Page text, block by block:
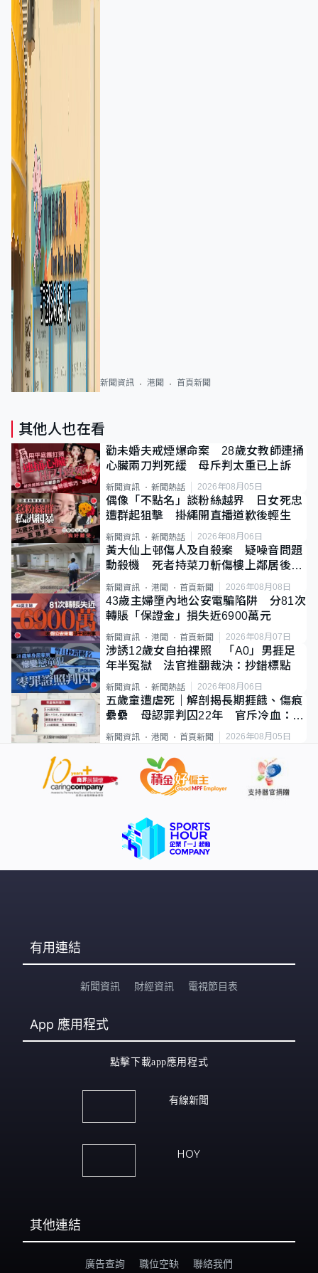
新聞資訊 港聞 首頁新聞
其他人也在看
勸未婚夫戒煙爆命案 28歲女教師連捅
心臟兩刀判死緩 母斥判太重已上訴
新聞資訊 新聞熱話 2026年08月05日
偶像「不點名」談粉絲越界 日女死忠
遭群起狙擊 掛繩開直播道歉後輕生
新聞資訊 新聞熱話 2026年08月06日
黃大仙上邨傷人及自殺案 疑噪音問題
動殺機 死者持菜刀斬傷樓上鄰居後墮
新聞資訊 港聞 首頁新聞 2026年08月08日
43歲主婦墮內地公安電騙陷阱 分81次
轉賬「保證金」損失近6900萬元
新聞資訊 港聞 首頁新聞 2026年08月07日
涉誘12歲女自拍祼照 「A0」男捱足
年半冤獄 法官推翻裁決：抄錯標點
新聞資訊 新聞熱話 2026年08月06日
五歲童遭虐死｜解剖揭長期捱餓、傷痕
纍纍 母認罪判囚22年 官斥冷血：同
類案最惡劣
新聞資訊 港聞 首頁新聞 2026年08月05日
有用連結
新聞資訊 財經資訊 電視節目表
App 應用程式
點擊下載app應用程式
有線新聞
HOY
其他連結
廣告查詢 職位空缺 聯絡我們